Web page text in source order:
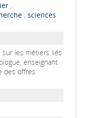
;
; sciences
sur les métiers liés
enseignant
des offres